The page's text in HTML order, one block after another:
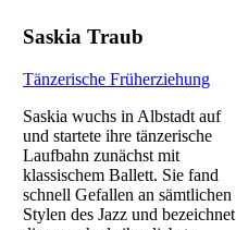
Saskia Traub
Tänzerische Früherziehung
Saskia wuchs in Albstadt auf
und startete ihre tänzerische
Laufbahn zunächst mit
klassischem Ballett. Sie fand
schnell Gefallen an sämtlichen
Stylen des Jazz und bezeichnet